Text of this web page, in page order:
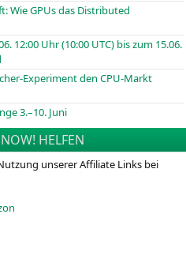
Wie GPUs das Distributed
12:00 Uhr (10:00 UTC) bis zum 15.06.
Experiment den CPU-Markt
3.–10. Juni
HELFEN
unserer Affiliate Links bei